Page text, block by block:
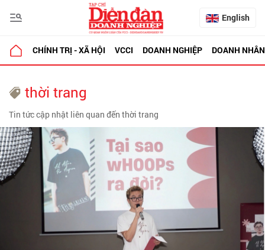
English
CHÍNH TRỊ - XÃ HỘI VCCI DOANH NGHIỆP DOANH NHÂN
thời trang
Tin tức cập nhật liên quan đến thời trang